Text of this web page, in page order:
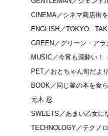
CINEMA／シネマ商店街
ENGLISH／TOKYO :
GREEN／グリーン・ア
MUSIC／今宵も深酔い
PET／おとちゃん旬だよ
BOOK／同じ釜の本を食
元木 忍
SWEETS／あまい乙女
TECHNOLOGY／テクノ